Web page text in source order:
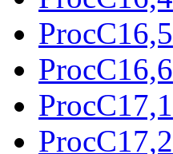
ProcC16,5
ProcC16,6
ProcC17,1
ProcC17,2